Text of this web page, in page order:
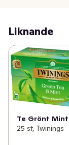
Liknande
Te Grönt Mint
25 st, Twinings